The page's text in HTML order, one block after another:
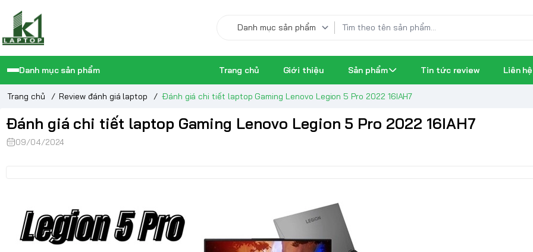
Danh mục sản phẩm Trang chủ Giới thiệu Sản phẩm Tin tức review Liên hệ
Trang chủ / Review đánh giá laptop / Đánh giá chi tiết laptop Gaming Lenovo Legion 5 Pro 2022 16IAH7
Đánh giá chi tiết laptop Gaming Lenovo Legion 5 Pro 2022 16IAH7
09/04/2024